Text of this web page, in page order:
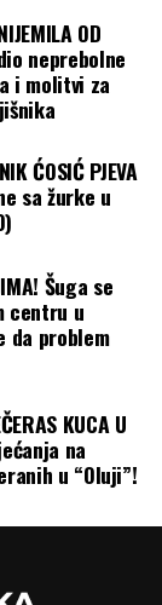
OD
neprebolne
i molitvi za
ĆOSIĆ PJEVA
sa žurke u
Šuga se
centru u
da problem
KUCA U
na
u “Oluji”!